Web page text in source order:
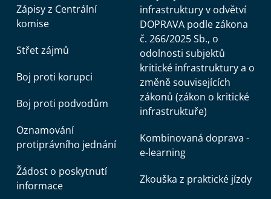
Zápisy z Centrální
komise
Střet zájmů
Boj proti korupci
Boj proti podvodům
Oznamování
protiprávního jednání
Žádost o poskytnutí
informace
infrastruktury v odvětví
DOPRAVA podle zákona
č. 266/2025 Sb., o
odolnosti subjektů
kritické infrastruktury a o
změně souvisejících
zákonů (zákon o kritické
infrastruktuře)
Kombinovaná doprava -
e-learning
Zkouška z praktické jízdy